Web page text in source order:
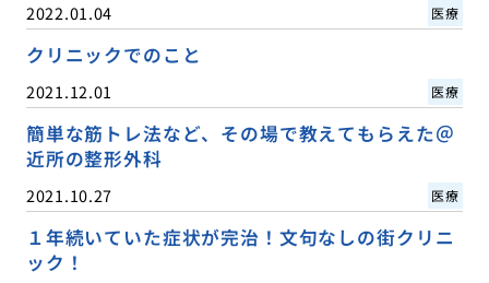
2022.01.04 医療
クリニックでのこと
2021.12.01 医療
簡単な筋トレ法など、その場で教えてもらえた＠
近所の整形外科
2021.10.27 医療
１年続いていた症状が完治！文句なしの街クリニ
ック！